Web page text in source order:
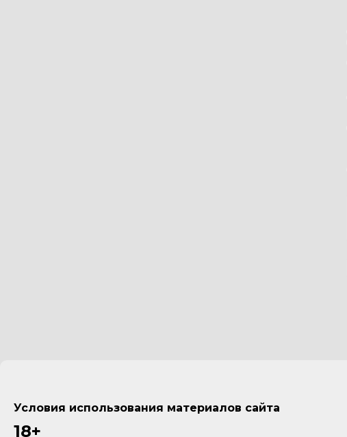
Условия использования материалов сайта
18+